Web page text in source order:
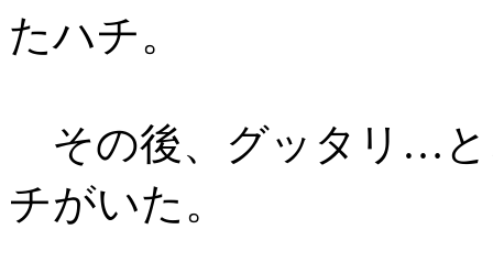
たハチ。
その後、グッタリ…と
チがいた。